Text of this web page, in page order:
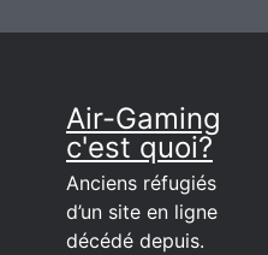
Air-Gaming
c'est quoi?
Anciens réfugiés
d’un site en ligne
décédé depuis.